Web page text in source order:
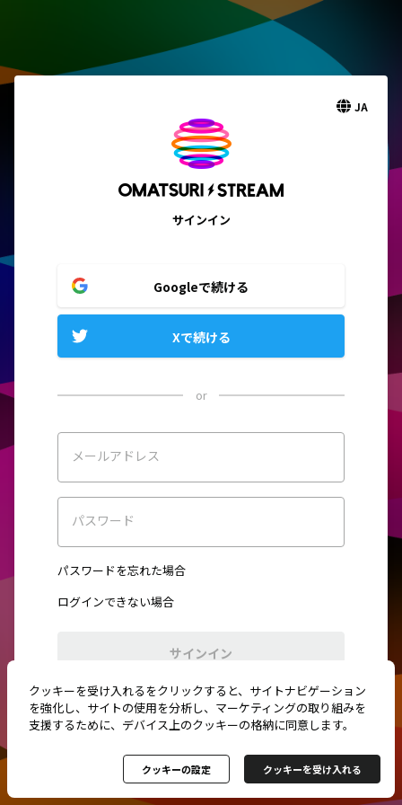
JA
サインイン
Googleで続ける
Xで続ける
or
メールアドレス
パスワード
パスワードを忘れた場合
ログインできない場合
サインイン
初めてご利用ですか？新規登録
クッキーを受け入れるをクリックすると、サイトナビゲーション
を強化し、サイトの使用を分析し、マーケティングの取り組みを
支援するために、デバイス上のクッキーの格納に同意します。
クッキーの設定 クッキーを受け入れる